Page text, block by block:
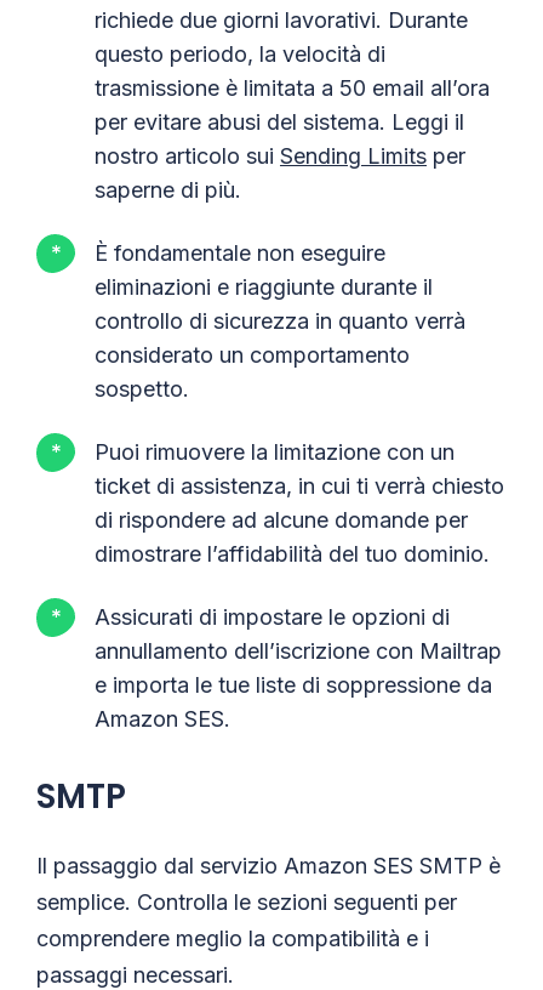
richiede due giorni lavorativi. Durante
questo periodo, la velocità di
trasmissione è limitata a 50 email all’ora
per evitare abusi del sistema. Leggi il
nostro articolo sui Sending Limits per
saperne di più.
È fondamentale non eseguire
eliminazioni e riaggiunte durante il
controllo di sicurezza in quanto verrà
considerato un comportamento
sospetto.
Puoi rimuovere la limitazione con un
ticket di assistenza, in cui ti verrà chiesto
di rispondere ad alcune domande per
dimostrare l’affidabilità del tuo dominio.
Assicurati di impostare le opzioni di
annullamento dell’iscrizione con Mailtrap
e importa le tue liste di soppressione da
Amazon SES.
SMTP
Il passaggio dal servizio Amazon SES SMTP è
semplice. Controlla le sezioni seguenti per
comprendere meglio la compatibilità e i
passaggi necessari.